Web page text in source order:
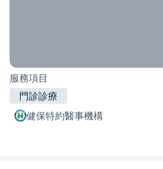
服務項目
門診診療
健保特約醫事機構